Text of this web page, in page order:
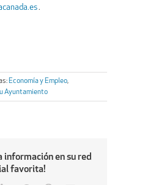
.
Economía y Empleo,
Ayuntamiento
información en su red
favorita!